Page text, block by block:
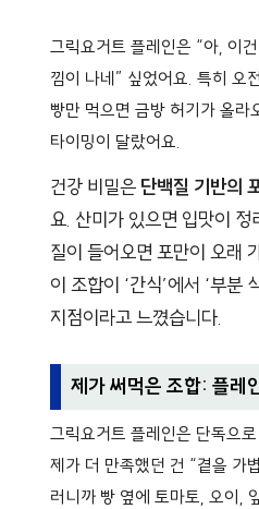
그릭요거트 플레인은 “아, 이
낌이 나네” 싶었어요. 특히 오
빵만 먹으면 금방 허기가 올라
타이밍이 달랐어요.
건강 비밀은 단백질 기반의
요. 산미가 있으면 입맛이
질이 들어오면 포만이 오래
이 조합이 ‘간식’에서 ‘부분
지점이라고 느꼈습니다.
제가 써먹은 조합: 플레
그릭요거트 플레인은 단독으
제가 더 만족했던 건 “곁을 가
러니까 빵 옆에 토마토, 오이,